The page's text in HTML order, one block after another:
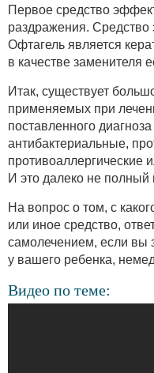
Первое средство
раздражения. Средство
Офтагель является
в качестве заменителя
Итак, существует
применяемых при
поставленного
антибактериальные,
противоаллергические
И это далеко не полный
На вопрос о том, с
или иное средство,
самолечением, если вы
у вашего ребенка,
Видео по теме: